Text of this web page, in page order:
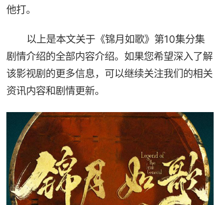
他打。
以上是本文关于《锦月如歌》第10集分集
剧情介绍的全部内容介绍。如果您希望深入了解
该影视剧的更多信息，可以继续关注我们的相关
资讯内容和剧情更新。